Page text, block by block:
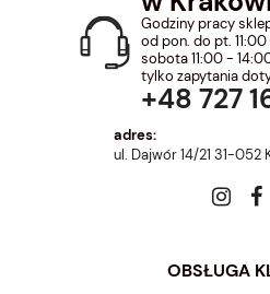
Godziny pracy
od pon. do pt.
sobota 11:00 -
tylko zapytania
+48 727
adres:
ul. Dajwór 14/21 31-052
OBSŁUGA